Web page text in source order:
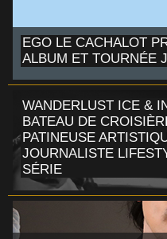
EGO LE CACHALOT
ALBUM ET TOURNÉE
WANDERLUST ICE &
BATEAU DE
PATINEUSE
JOURNALISTE
SÉRIE